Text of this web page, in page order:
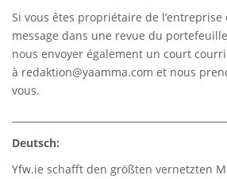
Si vous êtes propriétaire de l’entreprise
message dans une revue du
nous envoyer également un court
à redaktion@yaamma.com et nous
vous.
Deutsch:
Yfw.ie schafft den größten vernetzten